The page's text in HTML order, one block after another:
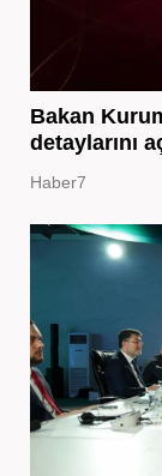
Bakan
detaylarını
Haber7